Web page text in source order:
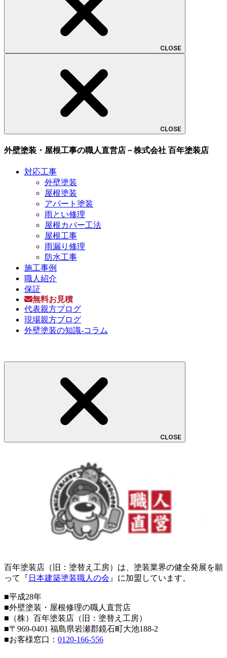
CLOSE
CLOSE
外壁塗装・屋根工事の職人直営店－株式会社 百年塗装店
対応工事
外壁塗装
屋根塗装
アパート塗装
雨とい修理
屋根カバー工法
屋根工事
雨漏り修理
防水工事
施工事例
職人紹介
保証
無料お見積
代表親方ブログ
現場親方ブログ
外壁塗装の知識-コラム
CLOSE
百年塗装店（旧：塗替え工房）は、塗装業界の健全発展を願
って『 日本建築塗装職人の会 』に加盟しています。
■平成28年
■外壁塗装・屋根修理の職人直営店
■（株）百年塗装店（旧：塗替え工房）
■〒969-0401 福島県岩瀬郡鏡石町大池188-2
■お客様窓口： 0120-166-556